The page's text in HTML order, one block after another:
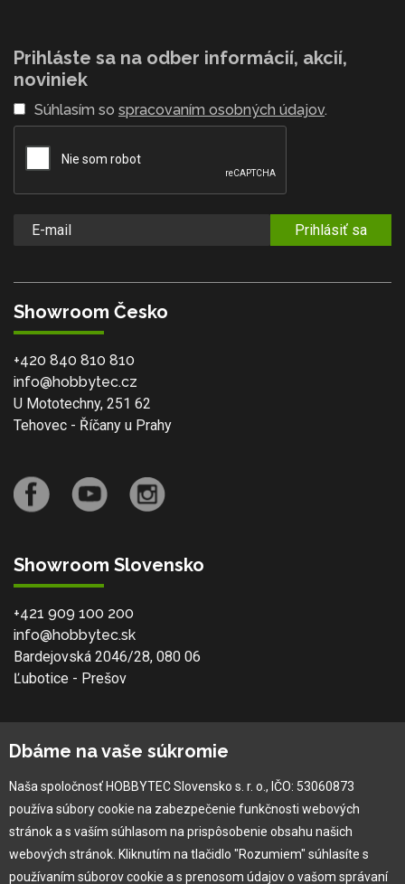
Prihláste sa na odber informácií, akcií,
noviniek
Súhlasím so spracovaním osobných údajov.
Prihlásiť sa
Showroom Česko
+420 840 810 810
info@hobbytec.cz
U Mototechny, 251 62
Tehovec - Říčany u Prahy
Showroom Slovensko
+421 909 100 200
info@hobbytec.sk
Bardejovská 2046/28, 080 06
Ľubotice - Prešov
Ochranná známka
Vlastná výroba
Náš Hobbytec tím
Kontaktné údaje
Naša história
Dbáme na vaše súkromie
Naša spoločnosť HOBBYTEC Slovensko s. r. o., IČO: 53060873
používa súbory cookie na zabezpečenie funkčnosti webových
stránok a s vaším súhlasom na prispôsobenie obsahu našich
webových stránok. Kliknutím na tlačidlo "Rozumiem" súhlasíte s
používaním súborov cookie a s prenosom údajov o vašom správaní